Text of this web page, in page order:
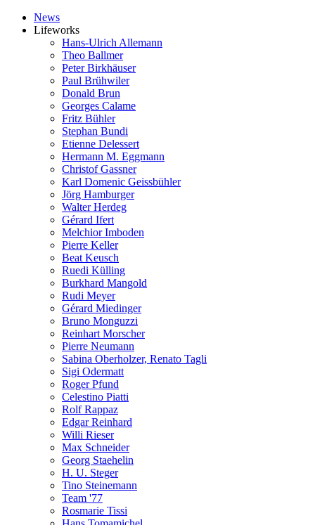
News
Lifeworks
Hans-Ulrich Allemann
Theo Ballmer
Peter Birkhäuser
Paul Brühwiler
Donald Brun
Georges Calame
Fritz Bühler
Stephan Bundi
Etienne Delessert
Hermann M. Eggmann
Christof Gassner
Karl Domenic Geissbühler
Jörg Hamburger
Walter Herdeg
Gérard Ifert
Melchior Imboden
Pierre Keller
Beat Keusch
Ruedi Külling
Burkhard Mangold
Rudi Meyer
Gérard Miedinger
Bruno Monguzzi
Reinhart Morscher
Pierre Neumann
Sabina Oberholzer, Renato Tagli
Sigi Odermatt
Roger Pfund
Celestino Piatti
Rolf Rappaz
Edgar Reinhard
Willi Rieser
Max Schneider
Georg Staehelin
H. U. Steger
Tino Steinemann
Team '77
Rosmarie Tissi